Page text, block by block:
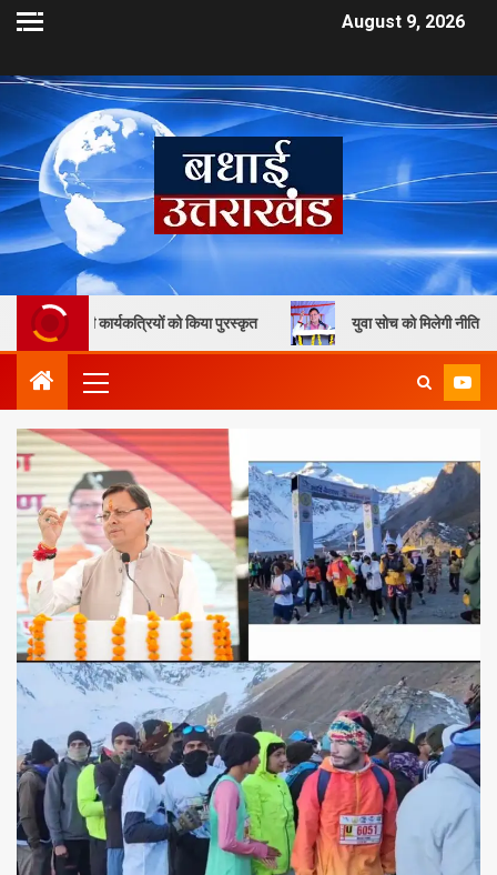
August 9, 2026
को किया पुरस्कृत युवा सोच को मिलेगी नीति निर्माण में जगह,